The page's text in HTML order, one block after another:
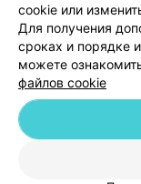
© 2026 ООО «Артокс
г. Минск,
cookie или
Для получения
сроках и порядке
можете
файлов cookie